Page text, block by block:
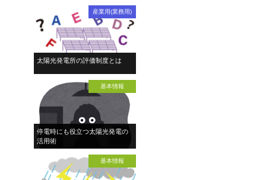
産業用(業務用)
太陽光発電所の評価制度とは
基本情報
停電時にも役立つ太陽光発電の
活用術
基本情報